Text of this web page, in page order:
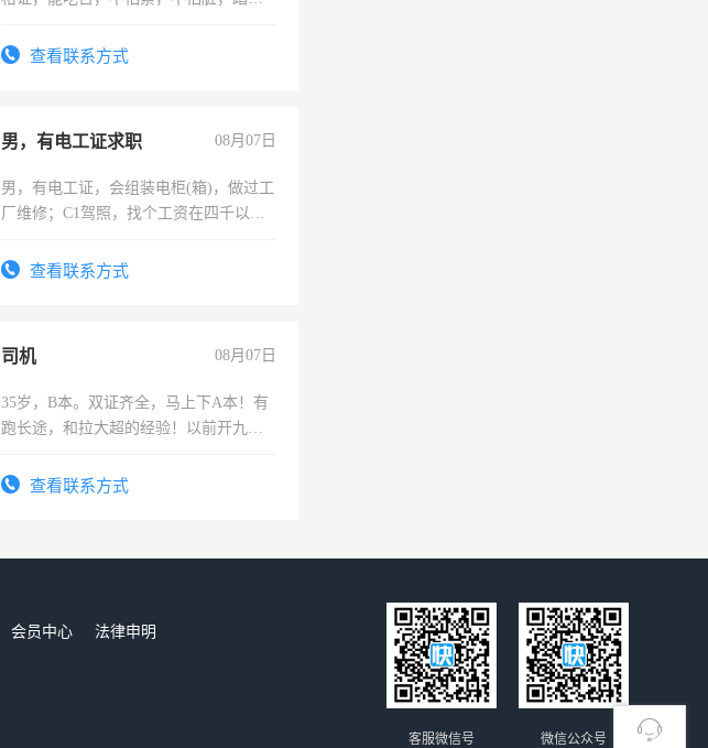
查看联系方式
男，有电工证求职 08月07日
男，有电工证，会组装电柜(箱)，做过工
厂维修；C1驾照，找个工资在四千以
电话查看联系方式
司机 08月07日
35岁，B本。双证齐全，马上下A本！有
跑长途，和拉大超的经验！以前开九米
查看联系方式
会员中心
法律申明
微信公众号
客服微信号